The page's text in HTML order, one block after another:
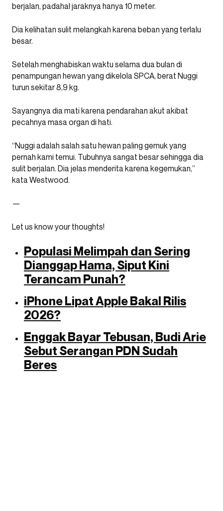
berjalan, padahal jaraknya hanya 10 meter.
Dia kelihatan sulit melangkah karena beban yang terlalu
besar.
Setelah menghabiskan waktu selama dua bulan di
penampungan hewan yang dikelola SPCA, berat Nuggi
turun sekitar 8,9 kg.
Sayangnya dia mati karena pendarahan akut akibat
pecahnya masa organ di hati.
“Nuggi adalah salah satu hewan paling gemuk yang
pernah kami temui. Tubuhnya sangat besar sehingga dia
sulit berjalan. Dia jelas menderita karena kegemukan,”
kata Westwood.
—
Let us know your thoughts!
Populasi Melimpah dan Sering
Dianggap Hama, Siput Kini
Terancam Punah?
iPhone Lipat Apple Bakal Rilis
2026?
Enggak Bayar Tebusan, Budi Arie
Sebut Serangan PDN Sudah
Beres